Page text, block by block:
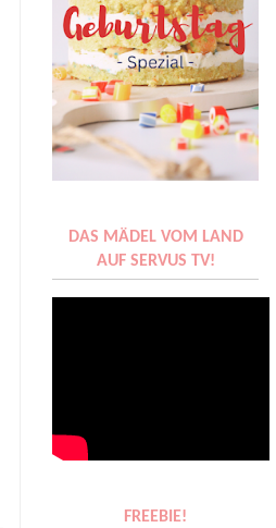
DAS MÄDEL VOM LAND
AUF SERVUS TV!
FREEBIE!